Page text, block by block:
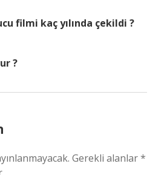
filmi kaç yılında çekildi ?
?
Gerekli alanlar*